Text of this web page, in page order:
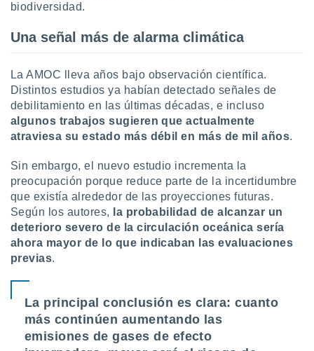
biodiversidad.
Una señal más de alarma climática
La AMOC lleva años bajo observación científica.
Distintos estudios ya habían detectado señales de
debilitamiento en las últimas décadas, e incluso
algunos trabajos sugieren que actualmente
atraviesa su estado más débil en más de mil años.
Sin embargo, el nuevo estudio incrementa la
preocupación porque reduce parte de la incertidumbre
que existía alrededor de las proyecciones futuras.
Según los autores,
la probabilidad de alcanzar un
deterioro severo de la circulación oceánica sería
ahora mayor de lo que indicaban las evaluaciones
previas.
La principal conclusión es clara: cuanto
más continúen aumentando las
emisiones de gases de efecto